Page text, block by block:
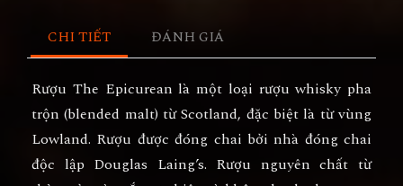
CHI TIẾT ĐÁNH GIÁ
Rượu The Epicurean là một loại rượu whisky pha
trộn (blended malt) từ Scotland, đặc biệt là từ vùng
Lowland. Rượu được đóng chai bởi nhà đóng chai
độc lập Douglas Laing’s. Rượu nguyên chất từ